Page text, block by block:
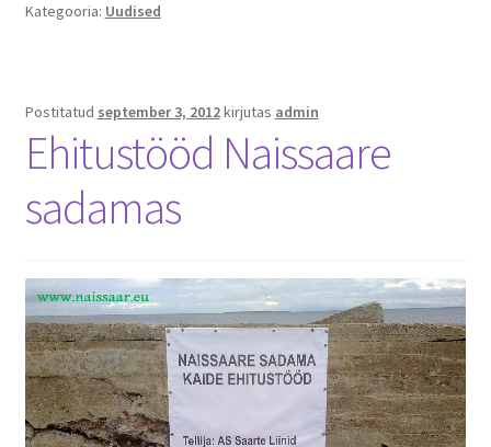
Kategooria: Uudised
Postitatud september 3, 2012kirjutas admin
Ehitustööd Naissaare
sadamas